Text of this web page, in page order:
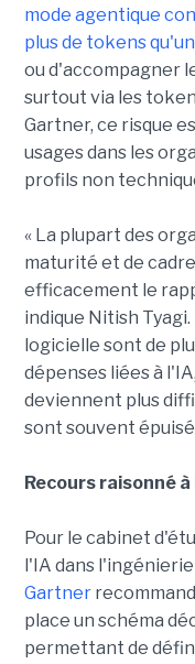
mode agentique
plus de tokens
ou d'accompagner
surtout via les
Gartner, ce risque
usages dans les
profils non
« La plupart des
maturité et de
efficacement le
indique Nitish
logicielle sont de
dépenses liées à
deviennent plus
sont souvent
Recours raisonné à
Pour le cabinet
l'IA dans
Gartner
place un schéma
permettant de